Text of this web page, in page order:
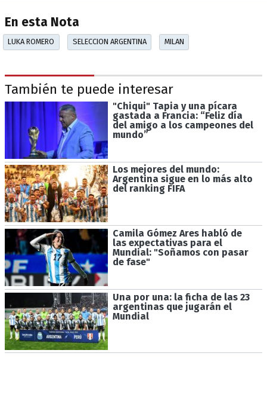
En esta Nota
LUKA ROMERO SELECCION ARGENTINA MILAN
También te puede interesar
"Chiqui" Tapia y una pícara
gastada a Francia: “Feliz día
del amigo a los campeones del
mundo”
Los mejores del mundo:
Argentina sigue en lo más alto
del ranking FIFA
Camila Gómez Ares habló de
las expectativas para el
Mundial: "Soñamos con pasar
de fase"
Una por una: la ficha de las 23
argentinas que jugarán el
Mundial